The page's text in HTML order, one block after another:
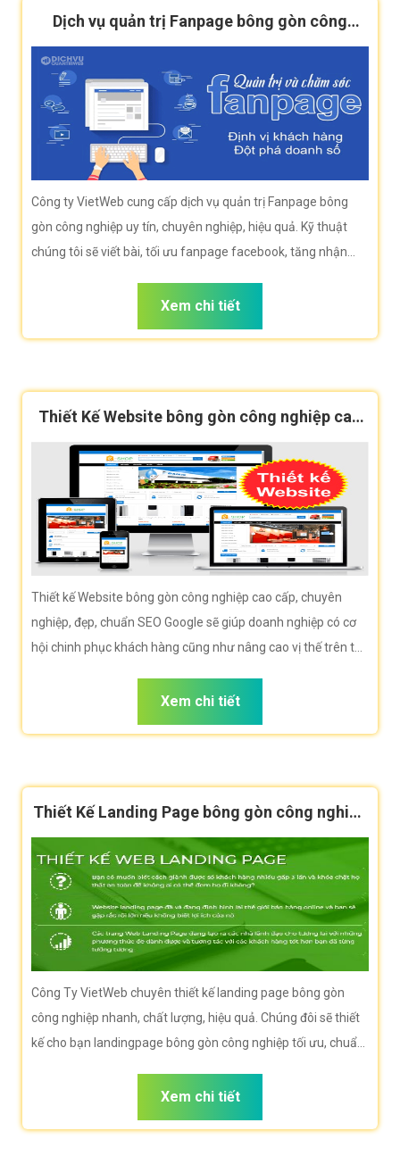
Dịch vụ quản trị Fanpage bông gòn công
Công ty VietWeb cung cấp dịch vụ quản trị Fanpage bông
gòn công nghiệp uy tín, chuyên nghiệp, hiệu quả. Kỹ thuật
chúng tôi sẽ viết bài, tối ưu fanpage facebook, tăng nhận
Xem chi tiết
Thiết Kế Website bông gòn công nghiệp cao
cấp, chuẩn SEO
Thiết kế Website bông gòn công nghiệp cao cấp, chuyên
nghiệp, đẹp, chuẩn SEO Google sẽ giúp doanh nghiệp có cơ
hội chinh phục khách hàng cũng như nâng cao vị thế trên thị
Xem chi tiết
Thiết Kế Landing Page bông gòn công nghiệp
hiệu quả
Công Ty VietWeb chuyên thiết kế landing page bông gòn
công nghiệp nhanh, chất lượng, hiệu quả. Chúng đôi sẽ thiết
kế cho bạn landingpage bông gòn công nghiệp tối ưu, chuẩn
Xem chi tiết